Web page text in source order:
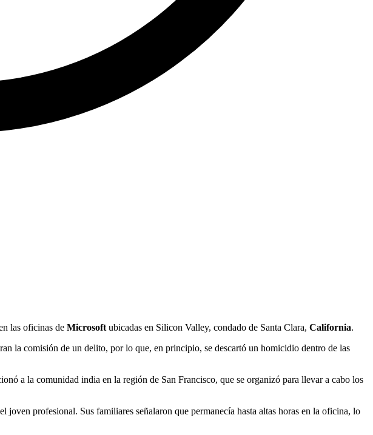
las oficinas de Microsoft ubicadas en Silicon Valley, condado de Santa Clara, California.
la comisión de un delito, por lo que, en principio, se descartó un homicidio dentro de las
a la comunidad india en la región de San Francisco, que se organizó para llevar a cabo los
profesional. Sus familiares señalaron que permanecía hasta altas horas en la oficina, lo